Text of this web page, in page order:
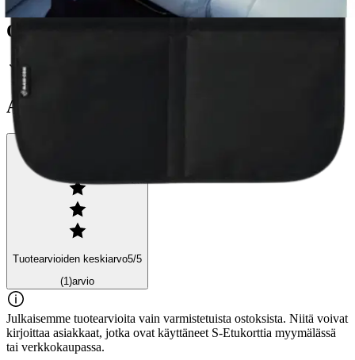
Ominaisuudet
Arviot
Tuotearvioiden keskiarvo5/5
(1)arvio
Julkaisemme tuotearvioita vain varmistetuista ostoksista. Niitä voivat
kirjoittaa asiakkaat, jotka ovat käyttäneet S-Etukorttia myymälässä
tai verkkokaupassa.